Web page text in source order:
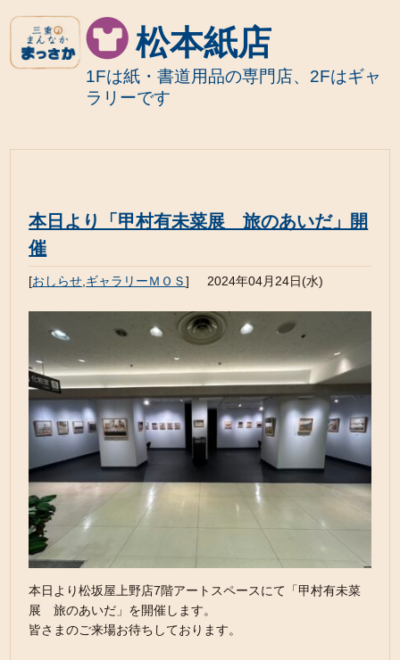
松本紙店
1Fは紙・書道用品の専門店、2Fはギャ
ラリーです
本日より「甲村有未菜展 旅のあいだ」開
催
[おしらせ ギャラリーＭＯＳ] 2024年04月24日(水)
本日より松坂屋上野店7階アートスペースにて「甲村有未菜
展 旅のあいだ」を開催します。
皆さまのご来場お待ちしております。